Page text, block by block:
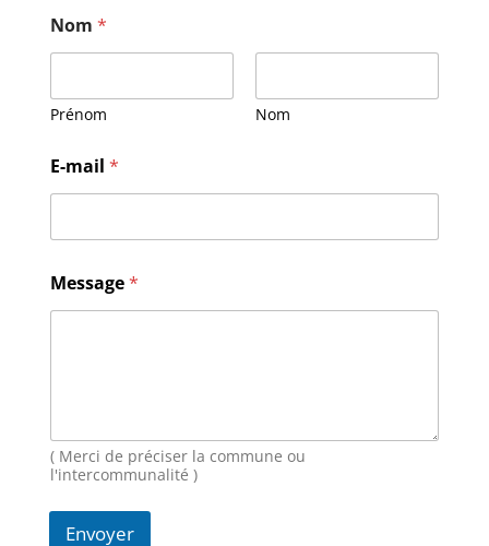
Nom *
Prénom Nom
e
s
a
e
E
-
o
m
E-mail *
Message*
( Merci de préciser la commune ou
l'intercommunalité )
Envoyer